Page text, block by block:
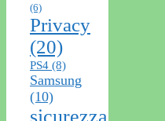
(6)
Privacy
(20)
PS4 (8)
Samsung
(10)